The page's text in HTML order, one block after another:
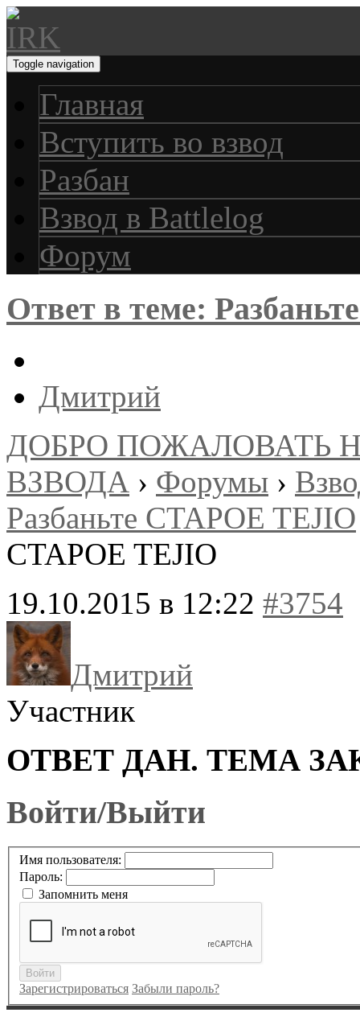
Toggle navigation
Главная
Вступить во взвод
Разбан
Взвод в Battlelog
Форум
Ответ в теме:
Дмитрий
ДОБРО ПОЖАЛОВАТЬ
ВЗВОДА › Форумы ›
Разбаньте CTAPOE TEJIO
CTAPOE TEJIO
19.10.2015 в 12:22 #3754
Дмитрий
Участник
ОТВЕТ ДАН. ТЕМА
Войти/Выйти
Имя пользователя:
Пароль:
Запомнить меня
Войти
Зарегистрироваться Забыли пароль?